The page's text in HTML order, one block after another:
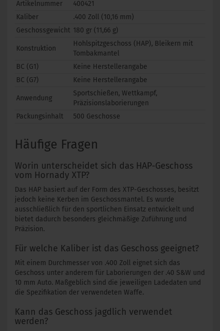
Artikelnummer
400421
Kaliber
.400 Zoll (10,16 mm)
Geschossgewicht 180 gr (11,66 g)
Konstruktion
Hohlspitzgeschoss (HAP), Bleikern mit
Tombakmantel
BC (G1)
Keine Herstellerangabe
BC (G7)
Keine Herstellerangabe
Anwendung
Sportschießen, Wettkampf,
Präzisionslaborierungen
Packungsinhalt
500 Geschosse
Häufige Fragen
Worin unterscheidet sich das HAP-Geschoss
vom Hornady XTP?
Das HAP basiert auf der Form des XTP-Geschosses, besitzt
jedoch keine Kerben im Geschossmantel. Es wurde
ausschließlich für den sportlichen Einsatz entwickelt und
bietet dadurch besonders gleichmäßige Zuführung und
Präzision.
Für welche Kaliber ist das Geschoss geeignet?
Mit einem Durchmesser von .400 Zoll eignet sich das
Geschoss unter anderem für Laborierungen der .40 S&W und
10 mm Auto. Maßgeblich sind die jeweiligen Ladedaten und
die Spezifikation der verwendeten Waffe.
Kann das Geschoss jagdlich verwendet
werden?